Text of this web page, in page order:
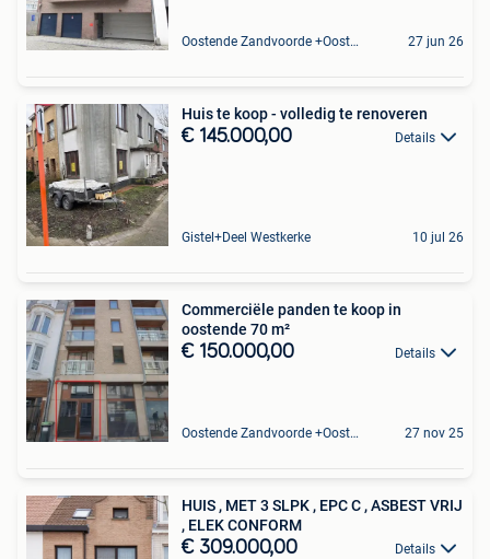
Oostende Zandvoorde +Oostende 27 jun 26
Huis te koop - volledig te renoveren
€ 145.000,00 Details
Gistel+Deel Westkerke 10 jul 26
Commerciële panden te koop in
oostende 70 m²
€ 150.000,00 Details
Oostende Zandvoorde +Oostende 27 nov 25
HUIS , MET 3 SLPK , EPC C , ASBEST VRIJ
, ELEK CONFORM
€ 309.000,00 Details